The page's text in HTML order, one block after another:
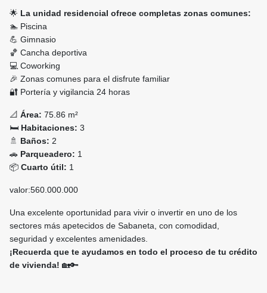
🌟 La unidad residencial ofrece completas zonas comunes:
🏊 Piscina
💪 Gimnasio
🏀 Cancha deportiva
💻 Coworking
🎉 Zonas comunes para el disfrute familiar
🔐 Portería y vigilancia 24 horas
📐 Área: 75.86 m²
🛏️ Habitaciones: 3
🚿 Baños: 2
🚗 Parqueadero: 1
📦 Cuarto útil: 1
valor:560.000.000
Una excelente oportunidad para vivir o invertir en uno de los
sectores más apetecidos de Sabaneta, con comodidad,
seguridad y excelentes amenidades.
¡Recuerda que te ayudamos en todo el proceso de tu crédito
de vivienda! 🏡🔑